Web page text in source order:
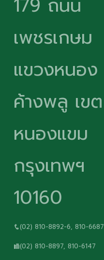
179 ถนน
เพชรเกษม
แขวงหนอง
ค้างพลู เขต
หนองแขม
กรุงเทพฯ
10160
(02) 810-8892-6, 810-6687
(02) 810-8897, 810-6147